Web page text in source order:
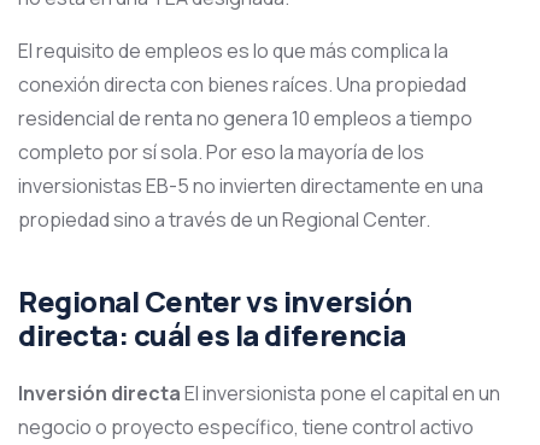
El requisito de empleos es lo que más complica la
conexión directa con bienes raíces. Una propiedad
residencial de renta no genera 10 empleos a tiempo
completo por sí sola. Por eso la mayoría de los
inversionistas EB-5 no invierten directamente en una
propiedad sino a través de un Regional Center.
Regional Center vs inversión
directa: cuál es la diferencia
Inversión directaEl inversionista pone el capital en un
negocio o proyecto específico, tiene control activo